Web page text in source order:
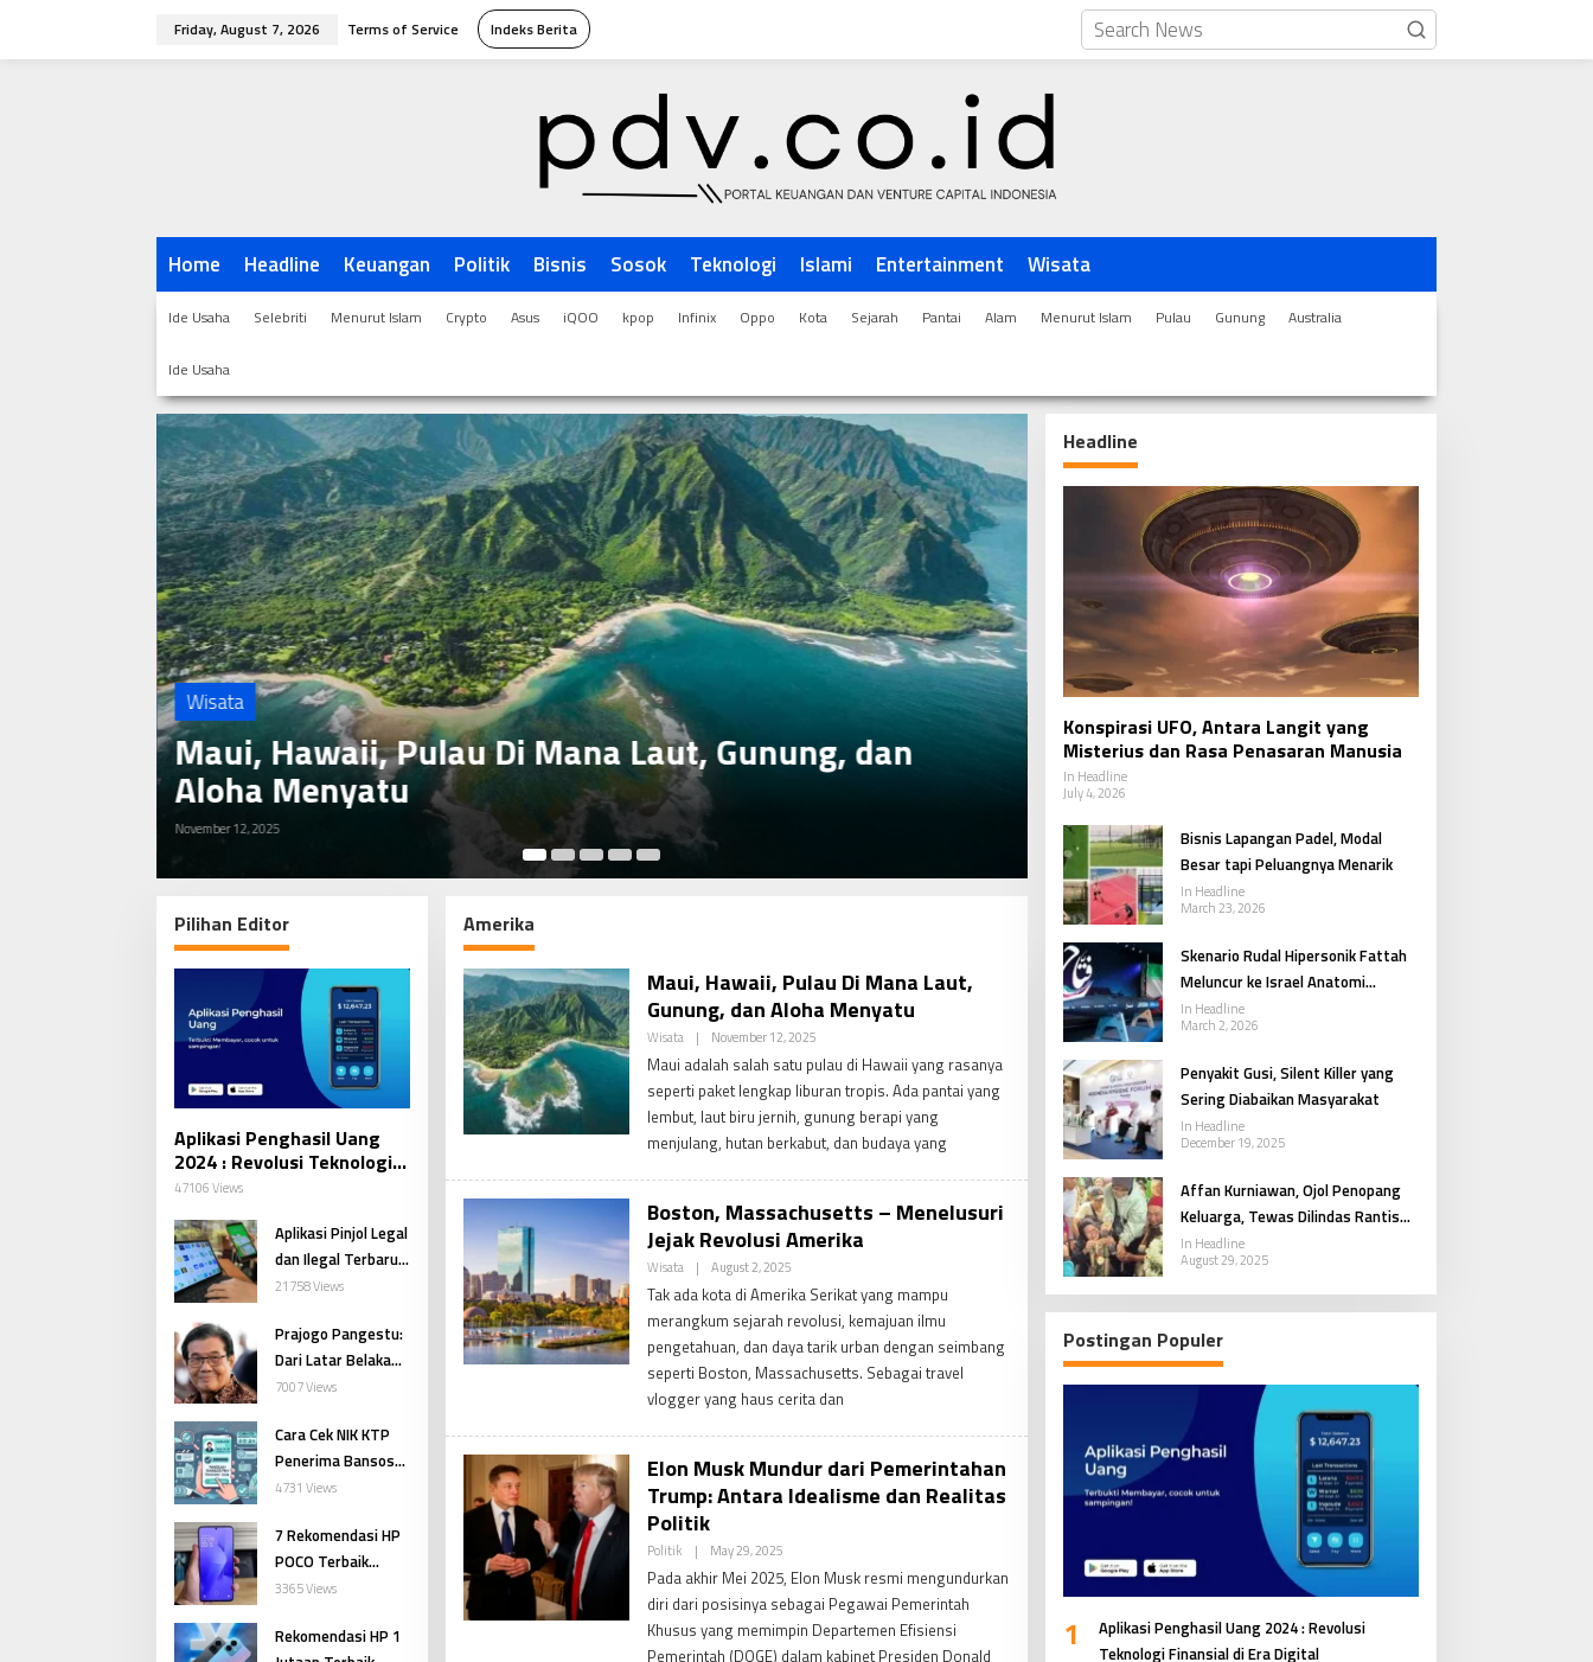
content
Friday, August 7, 2026 Terms of Service Indeks Berita
Home Headline Keuangan Politik Bisnis Sosok Teknologi Islami Entertainment Wisata
Ide Usaha Selebriti Menurut Islam Crypto Asus iQOO kpop Infinix Oppo Kota Sejarah Pantai Alam Menurut Islam Pulau Gunung Australia
Ide Usaha
Wisata
Boston, Massachusetts – Menelusuri Jejak Revolusi
Amerika
August 2, 2025
Politik
Elon Musk Mundur dari
Idealisme dan Realitas Politik
May 29, 2025
Pilihan Editor
Aplikasi Penghasil Uang
2024 : Revolusi Teknologi
Finansial di Era Digital
47106 Views
Aplikasi Pinjol Legal
dan Ilegal Terbaru
dari OJK per
21758 Views
Prajogo Pangestu:
Dari Latar Belakang
Sederhana Hingga
Terkaya di
Indonesia
7007 Views
Cara Cek NIK KTP
Penerima Bansos
PKH dengan Mudah
4731 Views
7 Rekomendasi HP
POCO Terbaik
Desember 2024
3365 Views
Rekomendasi HP 1
Amerika
Maui, Hawaii, Pulau Di Mana Laut,
Gunung, dan Aloha Menyatu
Wisata | November 12, 2025By
Admin
Maui adalah salah satu pulau di Hawaii yang rasanya
seperti paket lengkap liburan tropis. Ada pantai yang
lembut, laut biru jernih, gunung berapi yang
menjulang, hutan berkabut, dan budaya yang
Boston, Massachusetts – Menelusuri
Jejak Revolusi Amerika
Wisata | August 2, 2025By
Admin
Tak ada kota di Amerika Serikat yang mampu
merangkum sejarah revolusi, kemajuan ilmu
pengetahuan, dan daya tarik urban dengan seimbang
seperti Boston, Massachusetts. Sebagai travel
vlogger yang haus cerita dan
Elon Musk Mundur dari Pemerintahan
Trump: Antara Idealisme dan Realitas
Politik
Politik | May 29, 2025By
Admin
Pada akhir Mei 2025, Elon Musk resmi mengundurkan
diri dari posisinya sebagai Pegawai Pemerintah
Khusus yang memimpin Departemen Efisiensi
Pemerintah (DOGE) dalam kabinet Presiden Donald
Headline
Konspirasi UFO, Antara Langit yang
Misterius dan Rasa Penasaran Manusia
In Headline
July 4, 2026
Bisnis Lapangan Padel, Modal
Besar tapi Peluangnya Menarik
In Headline
March 23, 2026
Skenario Rudal Hipersonik Fattah
Meluncur ke Israel Anatomi
Respons Iran dalam Konflik Besar
In Headline
March 2, 2026
Penyakit Gusi, Silent Killer yang
Sering Diabaikan Masyarakat
In Headline
December 19, 2025
Affan Kurniawan, Ojol Penopang
Keluarga, Tewas Dilindas Rantis
Brimob
In Headline
August 29, 2025
Postingan Populer
1
Aplikasi Penghasil Uang 2024 : Revolusi
Teknologi Finansial di Era Digital